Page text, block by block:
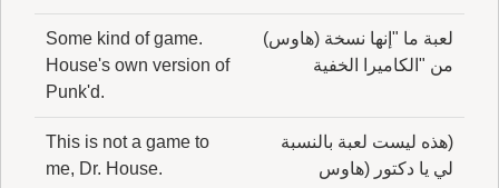
لعبة ما "إنها نسخة (هاوس)
من "الكاميرا الخفية
Some kind of game.
House's own version of
Punk'd.
(هذه ليست لعبة بالنسبة
لي يا دكتور (هاوس
This is not a game to
me, Dr. House.